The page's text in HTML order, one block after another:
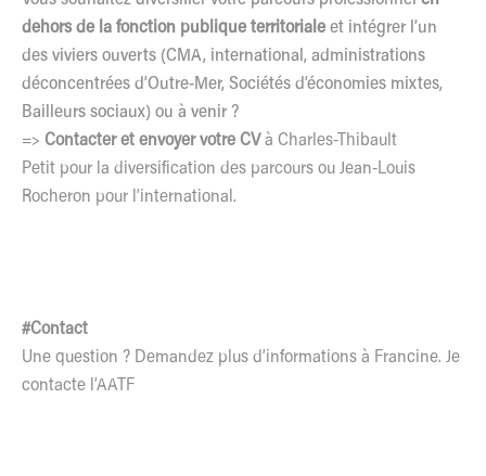
dehors de la fonction publique territoriale et intégrer l’un
des viviers ouverts (CMA, international, administrations
déconcentrées d’Outre-Mer, Sociétés d’économies mixtes,
Bailleurs sociaux) ou à venir ?
=> Contacter et envoyer votre CVà Charles-Thibault
Petit pour la diversification des parcours ou Jean-Louis
Rocheron pour l’international.
#Contact
Une question ? Demandez plus d’informations à Francine. Je
contacte l’AATF